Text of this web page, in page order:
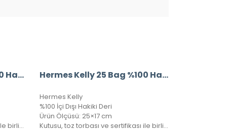
Hermes Kelly 25 Bag %100 Hakiki Deri Lacivert
Kutusu, toz torbası ve sertifikası ile birlikte gönderilecektir.
Hermes Kelly 25 Bag %100 Hakiki Deri Taba
Hermes Kelly
%100 İçi Dışı Hakiki Deri
Ürün Ölçüsü: 25×17 cm
Kutusu, toz torbası ve sertifikası ile birlikte gönderilecektir.